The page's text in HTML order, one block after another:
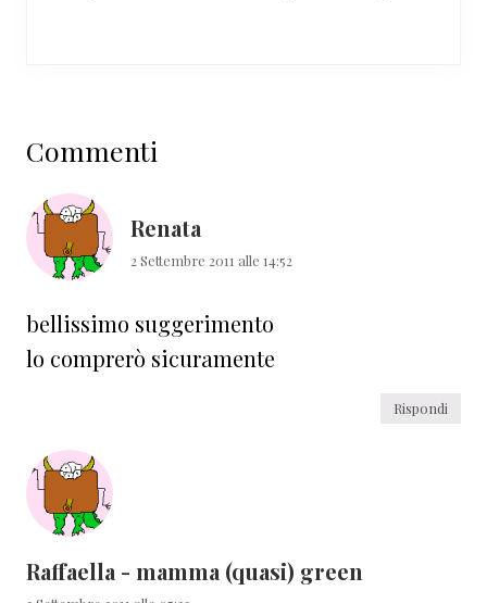
del
lettore
Commenti
Renata
2 Settembre 2011 alle 14:52
bellissimo suggerimento
lo comprerò sicuramente
Rispondi
Raffaella - mamma (quasi) green